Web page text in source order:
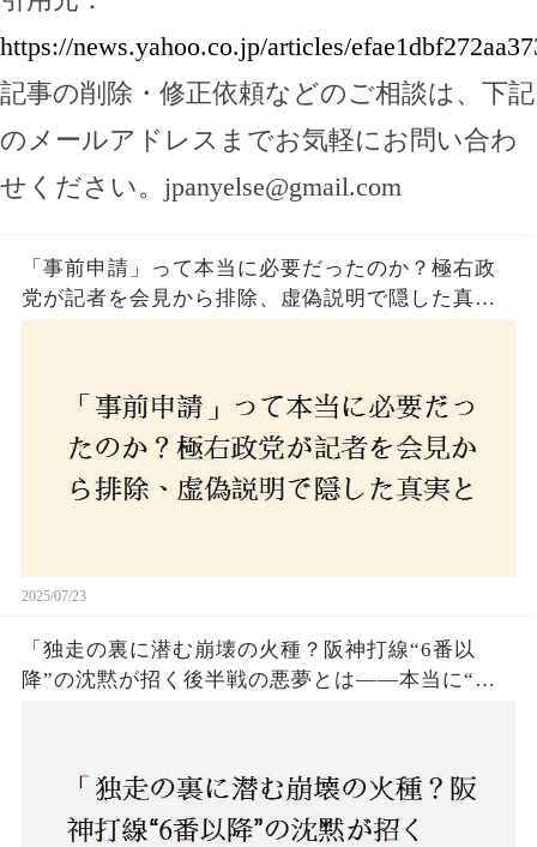
https://news.yahoo.co.jp/articles/
記事の削除・修正依頼などのご相談は、下記
のメールアドレスまでお気軽にお問い合わ
せください。 jpanyelse@gmail.com
「事前申請」って本当に必要だったのか？極右政
党が記者を会見から排除、虚偽説明で隠した真実
2025/07/23
「独走の裏に潜む崩壊の火種？阪神打線“6番以
降”の沈黙が招く後半戦の悪夢とは——本当に“強